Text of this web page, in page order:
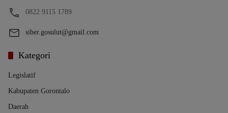
0822 9115 1789
siber.gosulut@gmail.com
Kategori
Legislatif
Kabupaten Gorontalo
Daerah